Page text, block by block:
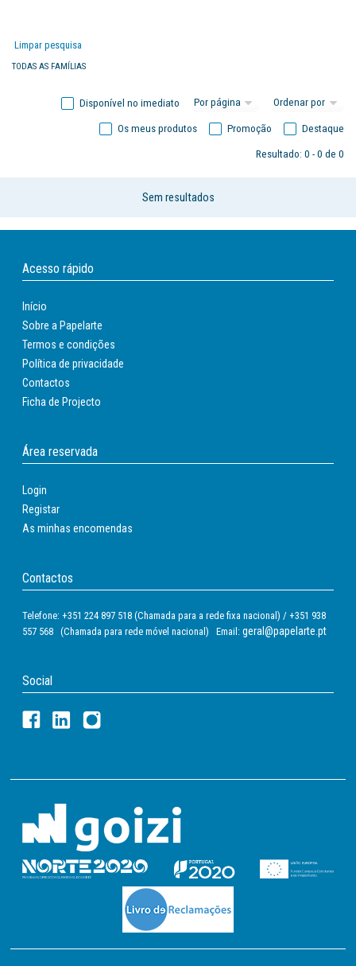
Papelarte
Limpar pesquisa
TODAS AS FAMÍLIAS
Disponível no imediato
Destaque
Promoção
Os meus produtos
Resultado: 0 - 0 de 0
Sem resultados
Acesso rápido
Início
Sobre a Papelarte
Termos e condições
Política de privacidade
Contactos
Ficha de Projecto
Área reservada
Login
Registar
As minhas encomendas
Contactos
Telefone: +351 224 897 518 (Chamada para a rede fixa nacional) / +351 938
557 568 (Chamada para rede móvel nacional) Email: geral@papelarte.pt
Social